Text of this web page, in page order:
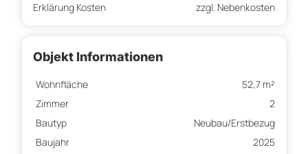
Erklärung Kosten
zzgl. Nebenkosten
Objekt Informationen
Wohnfläche
52,7 m²
Zimmer
2
Bautyp
Neubau/Erstbezug
Baujahr
2025